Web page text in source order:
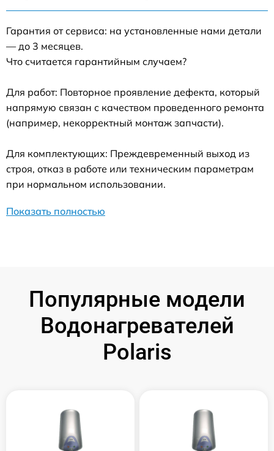
Гарантия от сервиса: на установленные нами детали
— до 3 месяцев.
Что считается гарантийным случаем?
Для работ: Повторное проявление дефекта, который
напрямую связан с качеством проведенного ремонта
(например, некорректный монтаж запчасти).
Для комплектующих: Преждевременный выход из
строя, отказ в работе или техническим параметрам
при нормальном использовании.
Показать полностью
Популярные модели
Водонагревателей
Polaris